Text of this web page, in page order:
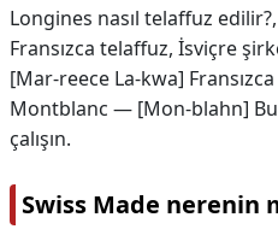
Longines nasıl telaffuz edilir?,
Fransızca telaffuz, İsviçre
[Mar-reece La-kwa]
Montblanc — [Mon-blahn]
çalışın.
Swiss Made nerenin